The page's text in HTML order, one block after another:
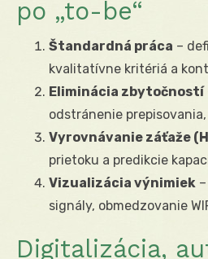
po „to-be“
Štandardná práca –
kvalitatívne kritériá a
Eliminácia zbytočností
odstránenie
Vyrovnávanie záťaže
prietoku a predikcie
Vizualizácia výnimiek
signály, obmedzovanie
Digitalizácia,